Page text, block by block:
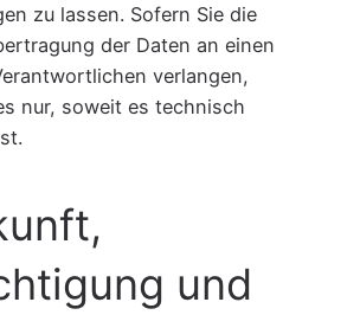
zu lassen. Sofern Sie die
der Daten an einen
verlangen,
nur, soweit es technisch
und